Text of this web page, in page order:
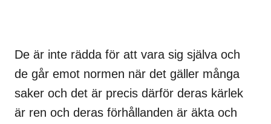
De är inte rädda för att vara sig själva och
de går emot normen när det gäller många
saker och det är precis därför deras kärlek
är ren och deras förhållanden är äkta och